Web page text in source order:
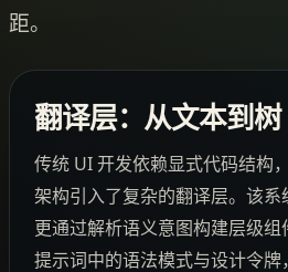
距。
翻译层：从文本到树
传统 UI 开发依赖显式代码结构
架构引入了复杂的翻译层。该系
更通过解析语义意图构建层级
提示词中的语法模式与设计令